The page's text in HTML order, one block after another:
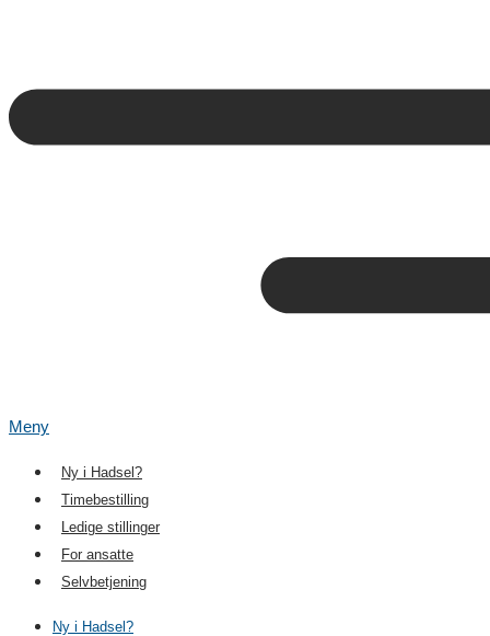
Meny
Ny i Hadsel?
Timebestilling
Ledige stillinger
For ansatte
Selvbetjening
Ny i Hadsel?